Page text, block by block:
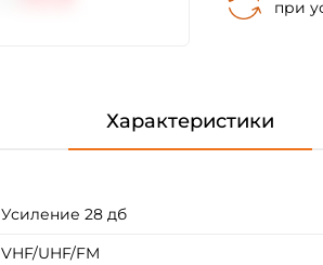
при
Характеристики
Усиление 28 дб
VHF/UHF/FM